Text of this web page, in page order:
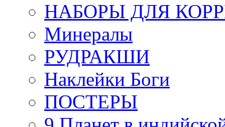
НАБОРЫ ДЛЯ
Минералы
РУДРАКШИ
Наклейки Боги
ПОСТЕРЫ